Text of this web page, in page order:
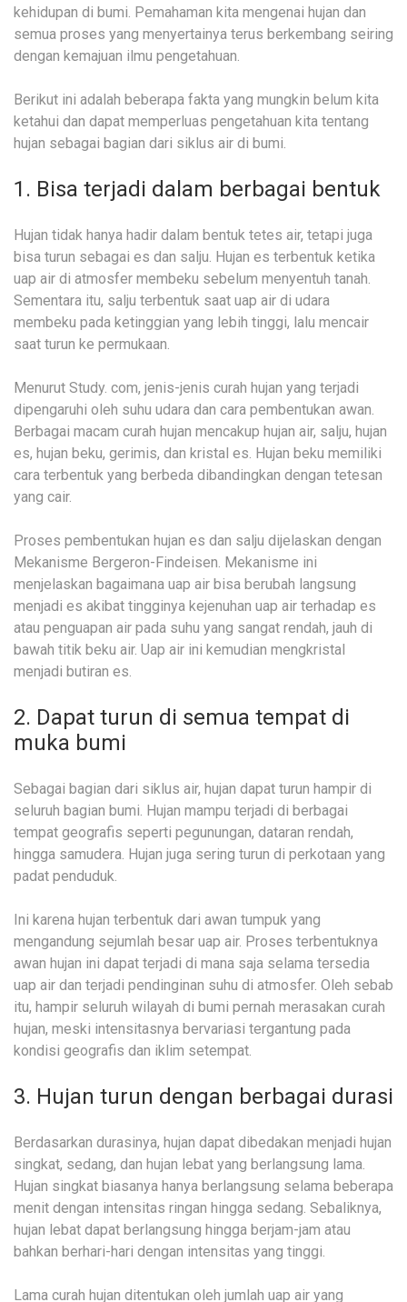
kehidupan di bumi. Pemahaman kita mengenai hujan dan
semua proses yang menyertainya terus berkembang seiring
dengan kemajuan ilmu pengetahuan.
Berikut ini adalah beberapa fakta yang mungkin belum kita
ketahui dan dapat memperluas pengetahuan kita tentang
hujan sebagai bagian dari siklus air di bumi.
1. Bisa terjadi dalam berbagai bentuk
Hujan tidak hanya hadir dalam bentuk tetes air, tetapi juga
bisa turun sebagai es dan salju. Hujan es terbentuk ketika
uap air di atmosfer membeku sebelum menyentuh tanah.
Sementara itu, salju terbentuk saat uap air di udara
membeku pada ketinggian yang lebih tinggi, lalu mencair
saat turun ke permukaan.
Menurut Study. com, jenis-jenis curah hujan yang terjadi
dipengaruhi oleh suhu udara dan cara pembentukan awan.
Berbagai macam curah hujan mencakup hujan air, salju, hujan
es, hujan beku, gerimis, dan kristal es. Hujan beku memiliki
cara terbentuk yang berbeda dibandingkan dengan tetesan
yang cair.
Proses pembentukan hujan es dan salju dijelaskan dengan
Mekanisme Bergeron-Findeisen. Mekanisme ini
menjelaskan bagaimana uap air bisa berubah langsung
menjadi es akibat tingginya kejenuhan uap air terhadap es
atau penguapan air pada suhu yang sangat rendah, jauh di
bawah titik beku air. Uap air ini kemudian mengkristal
menjadi butiran es.
2. Dapat turun di semua tempat di
muka bumi
Sebagai bagian dari siklus air, hujan dapat turun hampir di
seluruh bagian bumi. Hujan mampu terjadi di berbagai
tempat geografis seperti pegunungan, dataran rendah,
hingga samudera. Hujan juga sering turun di perkotaan yang
padat penduduk.
Ini karena hujan terbentuk dari awan tumpuk yang
mengandung sejumlah besar uap air. Proses terbentuknya
awan hujan ini dapat terjadi di mana saja selama tersedia
uap air dan terjadi pendinginan suhu di atmosfer. Oleh sebab
itu, hampir seluruh wilayah di bumi pernah merasakan curah
hujan, meski intensitasnya bervariasi tergantung pada
kondisi geografis dan iklim setempat.
3. Hujan turun dengan berbagai durasi
Berdasarkan durasinya, hujan dapat dibedakan menjadi hujan
singkat, sedang, dan hujan lebat yang berlangsung lama.
Hujan singkat biasanya hanya berlangsung selama beberapa
menit dengan intensitas ringan hingga sedang. Sebaliknya,
hujan lebat dapat berlangsung hingga berjam-jam atau
bahkan berhari-hari dengan intensitas yang tinggi.
Lama curah hujan ditentukan oleh jumlah uap air yang